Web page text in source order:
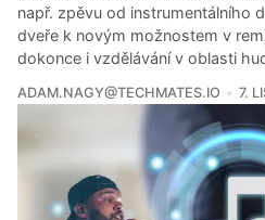
např. zpěvu od instrumentálního
dveře k novým možnostem v
dokonce i vzdělávání v oblasti
ADAM.NAGY@TECHMATES.IO 7.